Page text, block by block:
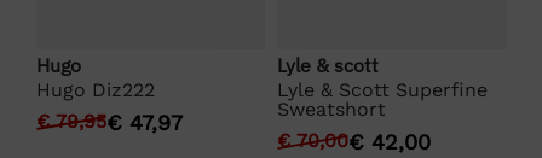
Hugo
Hugo Diz222
€79,95€ 47,97
Lyle & scott
Lyle & Scott Superfine
Sweatshort
€70,00€ 42,00